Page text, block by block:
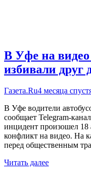
В Уфе на видео
избивали друг
Газета.Ru4 месяца
В Уфе водители
сообщает Telegram-
инцидент произошел 18
конфликт на видео. На
перед общественным
Читать далее